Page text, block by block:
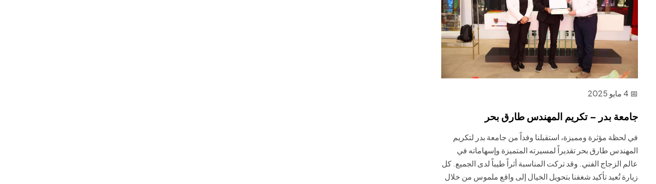
📅 4 مايو 2025
جامعة بدر – تكريم المهندس طارق بحر
في لحظة مؤثرة ومميزة، استقبلنا وفداً من جامعة بدر لتكريم
المهندس طارق بحر تقديراً لمسيرته المتميزة وإسهاماته في
عالم الزجاج الفني. وقد تركت المناسبة أثراً طيباً لدى الجميع. كل
زيارة تُعيد تأكيد شغفنا بتحويل الخيال إلى واقع ملموس من خلال